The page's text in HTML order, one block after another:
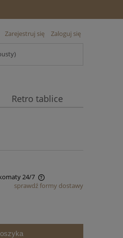
Zarejestruj się Zaloguj się
Retro tablice
24/7
sprawdź formy dostawy